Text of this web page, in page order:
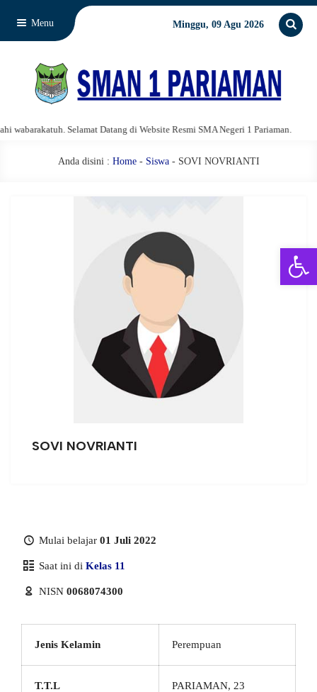
Menu Minggu, 09 Agu 2026
Selamat Datang di Website Resmi SMA Negeri 1 Pariaman.
Anda disini : Home- Siswa- SOVI NOVRIANTI
SOVI NOVRIANTI
Mulai belajar 01 Juli 2022
Saat ini di Kelas 11
NISN 0068074300
Jenis Kelamin Perempuan
T.T.L
PARIAMAN, 23